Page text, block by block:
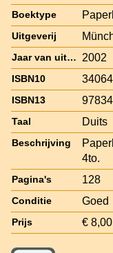
Boektype
Uitgeverij
Jaar van uitgave 2002
ISBN10
ISBN13
Taal Duits
Beschrijving
4to.
Pagina's 128
Conditie Goed
Prijs € 8,00